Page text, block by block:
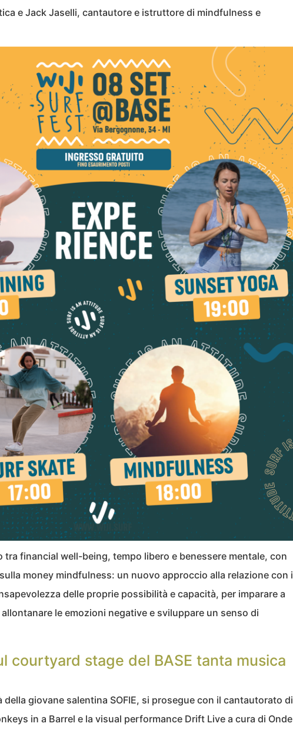
e Jack Jaselli, cantautore e istruttore di mindfulness e
tra financial well-being, tempo libero e benessere mentale, con
money mindfulness: un nuovo approccio alla relazione con i
delle proprie possibilità e capacità, per imparare a
le emozioni negative e sviluppare un senso di
courtyard stage del BASE tanta musica
della giovane salentina SOFIE, si prosegue con il cantautorato di
in a Barrel e la visual performance Drift Live a cura di Onde